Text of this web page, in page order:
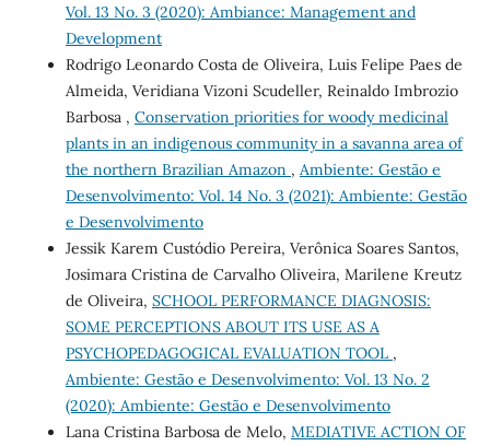
Vol. 13 No. 3 (2020): Ambiance: Management and
Development
Rodrigo Leonardo Costa de Oliveira, Luis Felipe Paes de
Almeida, Veridiana Vizoni Scudeller, Reinaldo Imbrozio
Barbosa , Conservation priorities for woody medicinal
plants in an indigenous community in a savanna area of
the northern Brazilian Amazon , Ambiente: Gestão e
Desenvolvimento: Vol. 14 No. 3 (2021): Ambiente: Gestão
e Desenvolvimento
Jessik Karem Custódio Pereira, Verônica Soares Santos,
Josimara Cristina de Carvalho Oliveira, Marilene Kreutz
de Oliveira, SCHOOL PERFORMANCE DIAGNOSIS:
SOME PERCEPTIONS ABOUT ITS USE AS A
PSYCHOPEDAGOGICAL EVALUATION TOOL ,
Ambiente: Gestão e Desenvolvimento: Vol. 13 No. 2
(2020): Ambiente: Gestão e Desenvolvimento
Lana Cristina Barbosa de Melo, MEDIATIVE ACTION OF